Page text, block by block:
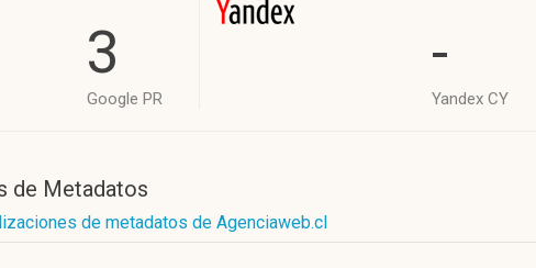
3
Google PR
-
Yandex CY
de Metadatos
de metadatos de Agenciaweb.cl